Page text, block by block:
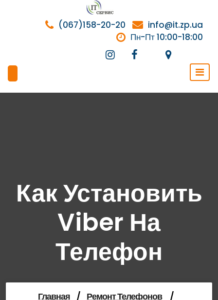
содержимому
info@it.zp.ua
(067)158-20-20
Пн-Пт 10:00-18:00
Как Установить
Viber На
Телефон
Главная / Ремонт Телефонов /